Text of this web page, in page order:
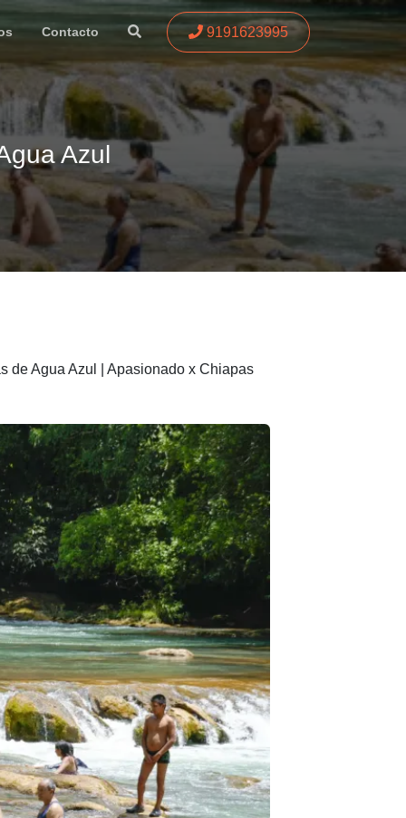
Contacto 9191623995
Azul
de Agua Azul | Apasionado x Chiapas